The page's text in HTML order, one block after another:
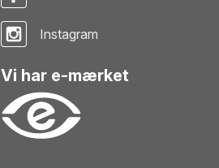
Instagram
Vi har e-mærket